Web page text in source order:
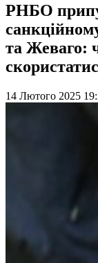
РНБО
та Жеваго:
14 Лютого 2025